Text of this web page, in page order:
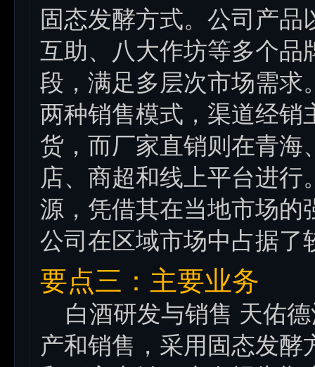
固态发酵方式。公司产
互助、八大作坊等多个品
段，满足多层次市场需求
两种销售模式，渠道经销
货，而厂家直销则在青海
店、商超和线上平台进
源，凭借其在当地市场的
公司在区域市场中占据了
要点三：主要业务
白酒研发与销售 天佑德
产和销售，采用固态发